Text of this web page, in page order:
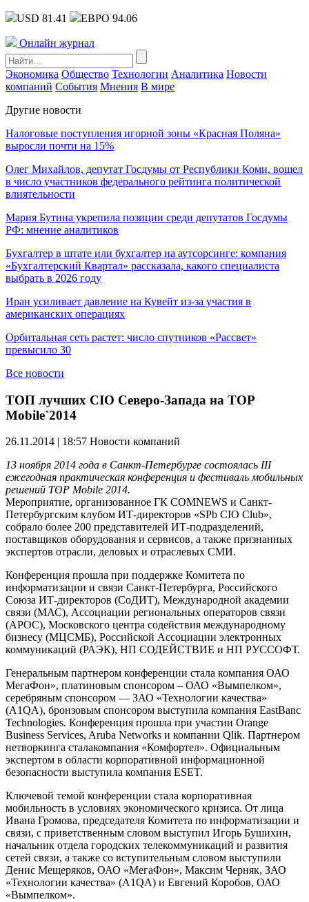
USD 81.41 ЕВРО 94.06
Онлайн журнал
Экономика Общество Технологии Аналитика Новости
компаний События Мнения В мире
Другие новости
Налоговые поступления игорной зоны «Красная Поляна»
выросли почти на 15%
Олег Михайлов, депутат Госдумы от Республики Коми, вошел
в число участников федерального рейтинга политической
влиятельности
Мария Бутина укрепила позиции среди депутатов Госдумы
РФ: мнение аналитиков
Бухгалтер в штате или бухгалтер на аутсорсинге: компания
«Бухгалтерский Квартал» рассказала, какого специалиста
выбрать в 2026 году
Иран усиливает давление на Кувейт из-за участия в
американских операциях
Орбитальная сеть растет: число спутников «Рассвет»
превысило 30
Все новости
ТОП лучших CIO Северо-Запада на TOP
Mobile`2014
26.11.2014 | 18:57 Новости компаний
13 ноября 2014 года в Санкт-Петербурге состоялась III
ежегодная практическая конференция и фестиваль мобильных
решений TOP Mobile 2014.
Мероприятие, организованное ГК COMNEWS и Санкт-
Петербургским клубом ИТ-директоров «SPb CIO Club»,
собрало более 200 представителей ИТ-подразделений,
поставщиков оборудования и сервисов, а также признанных
экспертов отрасли, деловых и отраслевых СМИ.
Конференция прошла при поддержке Комитета по
информатизации и связи Санкт-Петербурга, Российского
Союза ИТ-директоров (СоДИТ), Международной академии
связи (МАС), Ассоциации региональных операторов связи
(АРОС), Московского центра содействия международному
бизнесу (МЦСМБ), Российской Ассоциации электронных
коммуникаций (РАЭК), НП СОДЕЙСТВИЕ и НП РУССОФТ.
Генеральным партнером конференции стала компания ОАО
МегаФон», платиновым спонсором – ОАО «Вымпелком»,
серебряным спонсором — ЗАО «Технологии качества»
(A1QA), бронзовым спонсором выступила компания EastBanc
Technologies. Конференция прошла при участии Orange
Business Services, Aruba Networks и компании Qlik. Партнером
нетворкинга сталакомпания «Комфортел». Официальным
экспертом в области корпоративной информационной
безопасности выступила компания ESET.
Ключевой темой конференции стала корпоративная
мобильность в условиях экономического кризиса. От лица
Ивана Громова, председателя Комитета по информатизации и
связи, с приветственным словом выступил Игорь Бушихин,
начальник отдела городских телекоммуникаций и развития
сетей связи, а также со вступительным словом выступили
Денис Мещеряков, ОАО «МегаФон», Максим Черняк, ЗАО
«Технологии качества» (A1QA) и Евгений Коробов, ОАО
«Вымпелком».